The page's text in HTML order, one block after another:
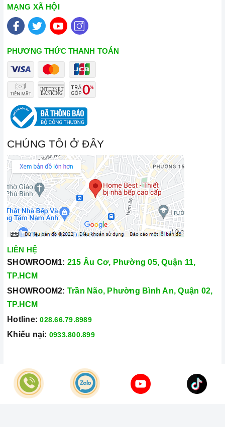
MẠNG XÃ HỘI
PHƯƠNG THỨC THANH TOÁN
CHÚNG TÔI Ở ĐÂY
LIÊN HỆ
SHOWROOM1: 215 Âu Cơ, Phường 05, Quận 11,
TP.HCM
SHOWROOM2: Trần Não, Phường Bình An, Quận 02,
TP.HCM
Hotline: 028.66.79.8989
Khiếu nại: 0933.800.899
© Bản quyền thuộc vềCông Ty TNHH Home Best Việt Nam
Cung cấp bởi
Sapo